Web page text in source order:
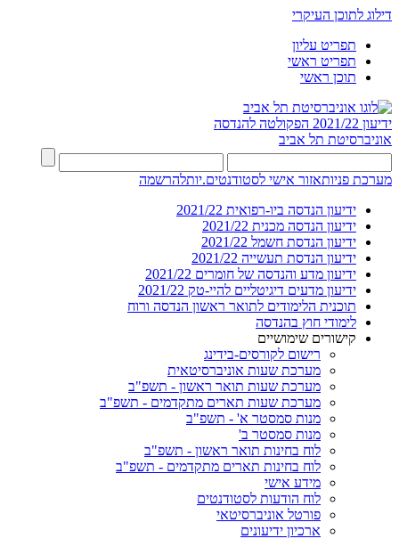
דילוג לתוכן העיקרי
תפריט עליון
תפריט ראשי
תוכן ראשי
ידיעון 2021/22
הפקולטה להנדסה
אוניברסיטת תל אביב
מערכת פניותאזור אישי לסטודנטים.יותלהרשמה
ידיעון הנדסה ביו-רפואית 2021/22
ידיעון הנדסה מכנית 2021/22
ידיעון הנדסת חשמל 2021/22
ידיעון הנדסת תעשייה 2021/22
ידיעון מדע והנדסה של חומרים 2021/22
ידיעון מדעים דיגיטליים להיי-טק 2021/22
תוכנית הלימודים לתואר ראשון הנדסה ורוח
לימודי חוץ בהנדסה
קישורים שימושיים
רישום לקורסים-בידינג
מערכת שעות אוניברסיטאית
מערכת שעות תואר ראשון - תשפ"ב
מערכת שעות תארים מתקדמים - תשפ"ב
מנות סמסטר א' - תשפ"ב
מנות סמסטר ב'
לוח בחינות תואר ראשון - תשפ"ב
לוח בחינות תארים מתקדמים - תשפ"ב
מידע אישי
לוח הודעות לסטודנטים
פורטל אוניברסיטאי
ארכיון ידיעונים